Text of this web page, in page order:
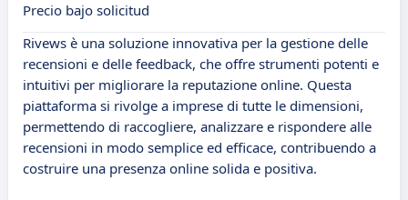
Precio bajo solicitud
Rivews è una soluzione innovativa per la gestione delle
recensioni e delle feedback, che offre strumenti potenti e
intuitivi per migliorare la reputazione online. Questa
piattaforma si rivolge a imprese di tutte le dimensioni,
permettendo di raccogliere, analizzare e rispondere alle
recensioni in modo semplice ed efficace, contribuendo a
costruire una presenza online solida e positiva.